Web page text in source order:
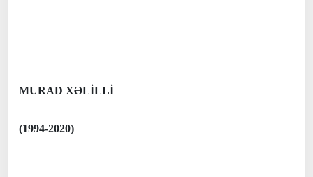
MURAD XƏLİLLİ
(1994-2020)